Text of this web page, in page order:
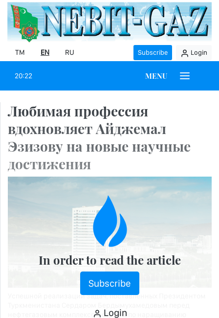
TM EN RU Subscribe Login
20:22 MENU
Любимая профессия
вдохновляет Айджемал
Эзизову на новые научные
достижения
Успешной реализации задач, поставленных Президентом
нефтегазовым комплексом страны по наращиванию
In order to read the article
Subscribe
Login